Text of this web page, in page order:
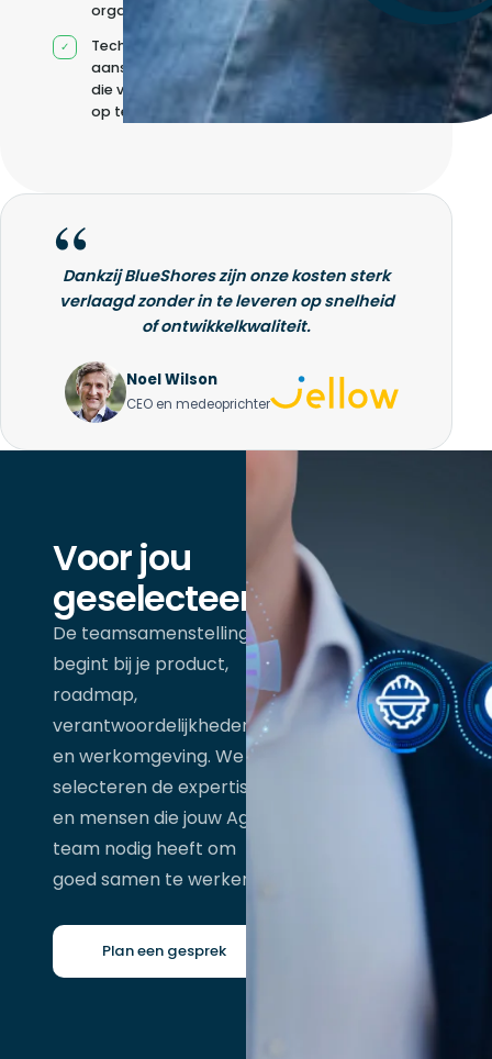
organisatie
Technische
aansturing zonder
die volledig intern
op te bouwen
Dankzij BlueShores zijn onze kosten sterk
verlaagd zonder in te leveren op snelheid
of ontwikkelkwaliteit.
Noel Wilson
CEO en medeoprichter
Voor jou
geselecteerd
De teamsamenstelling
begint bij je product,
roadmap,
verantwoordelijkheden
en werkomgeving. We
selecteren de expertise
en mensen die jouw Agile
team nodig heeft om
goed samen te werken.
Plan een gesprek